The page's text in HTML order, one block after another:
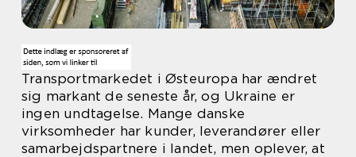
Transportmarkedet i Østeuropa har ændret
sig markant de seneste år, og Ukraine er
ingen undtagelse. Mange danske
virksomheder har kunder, leverandører eller
samarbejdspartnere i landet, men oplever, at